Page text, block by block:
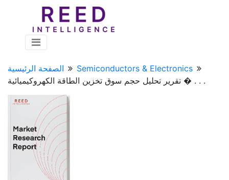
الصفحة الرئيسية
Semiconductors & Electronics
تقرير تحليل حجم سوق تخزين الطاقة الكهروكيميائية � . . .